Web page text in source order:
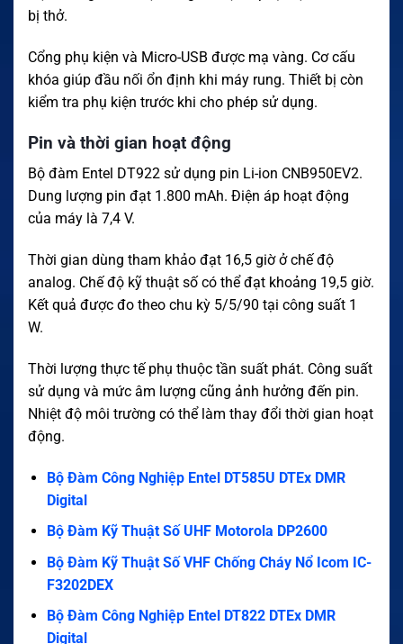
bị thở.
Cổng phụ kiện và Micro-USB được mạ vàng. Cơ cấu
khóa giúp đầu nối ổn định khi máy rung. Thiết bị còn
kiểm tra phụ kiện trước khi cho phép sử dụng.
Pin và thời gian hoạt động
Bộ đàm Entel DT922 sử dụng pin Li-ion CNB950EV2.
Dung lượng pin đạt 1.800 mAh. Điện áp hoạt động
của máy là 7,4 V.
Thời gian dùng tham khảo đạt 16,5 giờ ở chế độ
analog. Chế độ kỹ thuật số có thể đạt khoảng 19,5 giờ.
Kết quả được đo theo chu kỳ 5/5/90 tại công suất 1
W.
Thời lượng thực tế phụ thuộc tần suất phát. Công suất
sử dụng và mức âm lượng cũng ảnh hưởng đến pin.
Nhiệt độ môi trường có thể làm thay đổi thời gian hoạt
động.
Bộ Đàm Công Nghiệp Entel DT585U DTEx DMR
Digital
Bộ Đàm Kỹ Thuật Số UHF Motorola DP2600
Bộ Đàm Kỹ Thuật Số VHF Chống Cháy Nổ Icom IC-
F3202DEX
Bộ Đàm Công Nghiệp Entel DT822 DTEx DMR
Digital